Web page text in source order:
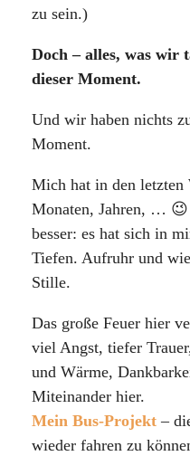
zu sein.)
Doch – alles, was wir
dieser Moment.
Und wir haben nichts
Moment.
Mich hat in den letzten
Monaten, Jahren, …
besser: es hat sich in
Tiefen. Aufruhr und
Stille.
Das große Feuer hier
viel Angst, tiefer
und Wärme,
Miteinander hier.
Mein Bus-Projekt –
wieder fahren zu